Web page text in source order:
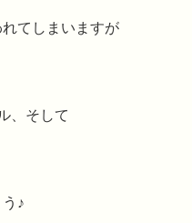
てしまいますが
、そして
♪